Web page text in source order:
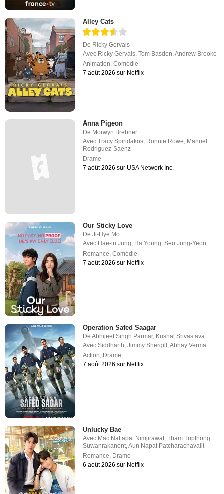
Alley Cats
De Ricky Gervais
Avec Ricky Gervais,Tom Basden,Andrew Brooke
Animation,Comédie
7 août 2026 sur Netflix
Anna Pigeon
De Morwyn Brebner
AvecTracy Spiridakos, Ronnie Rowe, Manuel
Rodriguez-Saenz
Drame
7 août 2026 sur USA Network Inc.
Our Sticky Love
DeJi-Hye Mo
Avec Hae-in Jung Ha Young ,Seo Jung-Yeon
Romance ,Comédie
7 août 2026 sur Netflix
Operation Safed Saagar
DeAbhijeet Singh Parmar, Kushal Srivastava
AvecSiddharth,Jimmy Shergill ,Abhay Verma
Action, Drame
7 août 2026 sur Netflix
Unlucky Bae
Avec Mac Nattapat Nimjirawat,Tham Tupthong
Suwanrakanont,Aun Napat Patcharachavalit
Romance, Drame
6 août 2026 sur Netflix